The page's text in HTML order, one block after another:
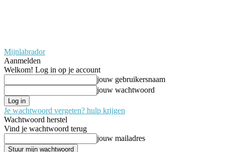
Mijnlabrador
Aanmelden
Welkom! Log in op je account
jouw gebruikersnaam
jouw wachtwoord
Je wachtwoord vergeten? hulp krijgen
Wachtwoord herstel
Vind je wachtwoord terug
jouw mailadres